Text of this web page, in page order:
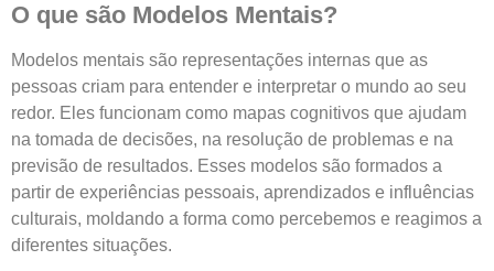
O que são Modelos Mentais?
Modelos mentais são representações internas que as
pessoas criam para entender e interpretar o mundo ao seu
redor. Eles funcionam como mapas cognitivos que ajudam
na tomada de decisões, na resolução de problemas e na
previsão de resultados. Esses modelos são formados a
partir de experiências pessoais, aprendizados e influências
culturais, moldando a forma como percebemos e reagimos a
diferentes situações.